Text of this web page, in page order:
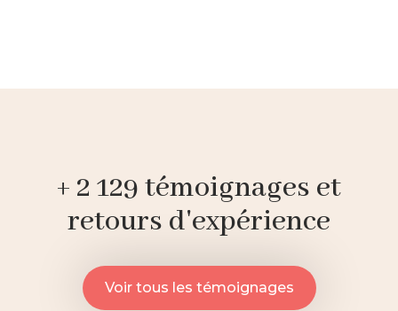
+ 2 129 témoignages et
retours d'expérience
Voir tous les témoignages